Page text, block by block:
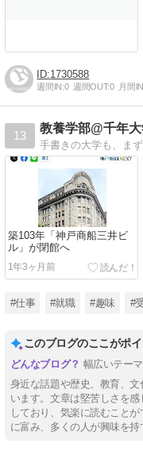
1730588
週間IN:0 週間OUT:0 月間
13
教養学部@千年
築103年「神戸商船三井ビ
ル」が閉館へ
1年3ヶ月前
#仕事 #就職 #趣味 #
このブログのここがポ
幅広いテー
身近な話題や歴史、教育、
います。文章は堅苦しさを
しており、気楽に読むこと
に富み、多くの人が興味を持